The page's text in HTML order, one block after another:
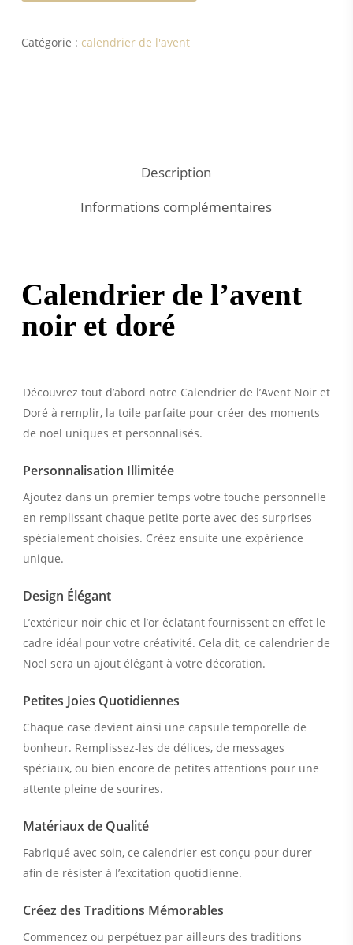
Catégorie : calendrier de l'avent
Description
Informations complémentaires
Calendrier de l’avent
noir et doré
Découvrez tout d’abord notre Calendrier de l’Avent Noir et
Doré à remplir, la toile parfaite pour créer des moments
de noël uniques et personnalisés.
Personnalisation Illimitée
Ajoutez dans un premier temps votre touche personnelle
en remplissant chaque petite porte avec des surprises
spécialement choisies. Créez ensuite une expérience
unique.
Design Élégant
L’extérieur noir chic et l’or éclatant fournissent en effet le
cadre idéal pour votre créativité. Cela dit, ce calendrier de
Noël sera un ajout élégant à votre décoration.
Petites Joies Quotidiennes
Chaque case devient ainsi une capsule temporelle de
bonheur. Remplissez-les de délices, de messages
spéciaux, ou bien encore de petites attentions pour une
attente pleine de sourires.
Matériaux de Qualité
Fabriqué avec soin, ce calendrier est conçu pour durer
afin de résister à l’excitation quotidienne.
Créez des Traditions Mémorables
Commencez ou perpétuez par ailleurs des traditions